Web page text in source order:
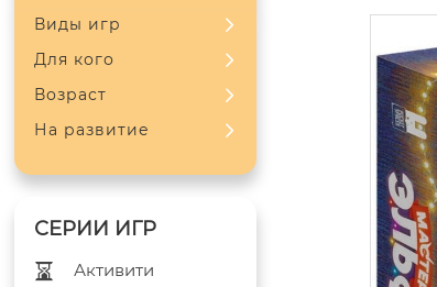
Виды игр
Для кого
Возраст
На развитие
Активити